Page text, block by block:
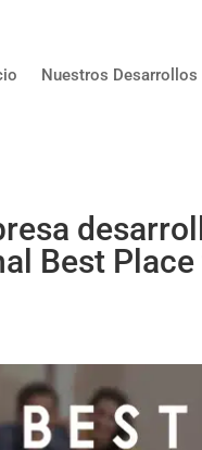
Nuestros Desarrollos
Best